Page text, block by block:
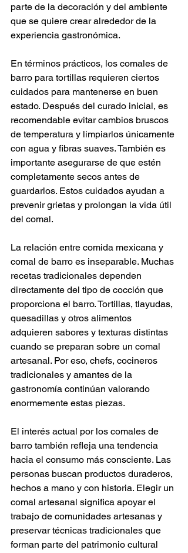
parte de la decoración y del ambiente
que se quiere crear alrededor de la
experiencia gastronómica.
En términos prácticos, los comales de
barro para tortillas requieren ciertos
cuidados para mantenerse en buen
estado. Después del curado inicial, es
recomendable evitar cambios bruscos
de temperatura y limpiarlos únicamente
con agua y fibras suaves. También es
importante asegurarse de que estén
completamente secos antes de
guardarlos. Estos cuidados ayudan a
prevenir grietas y prolongan la vida útil
del comal.
La relación entre comida mexicana y
comal de barro es inseparable. Muchas
recetas tradicionales dependen
directamente del tipo de cocción que
proporciona el barro. Tortillas, tlayudas,
quesadillas y otros alimentos
adquieren sabores y texturas distintas
cuando se preparan sobre un comal
artesanal. Por eso, chefs, cocineros
tradicionales y amantes de la
gastronomía continúan valorando
enormemente estas piezas.
El interés actual por los comales de
barro también refleja una tendencia
hacia el consumo más consciente. Las
personas buscan productos duraderos,
hechos a mano y con historia. Elegir un
comal artesanal significa apoyar el
trabajo de comunidades artesanas y
preservar técnicas tradicionales que
forman parte del patrimonio cultural